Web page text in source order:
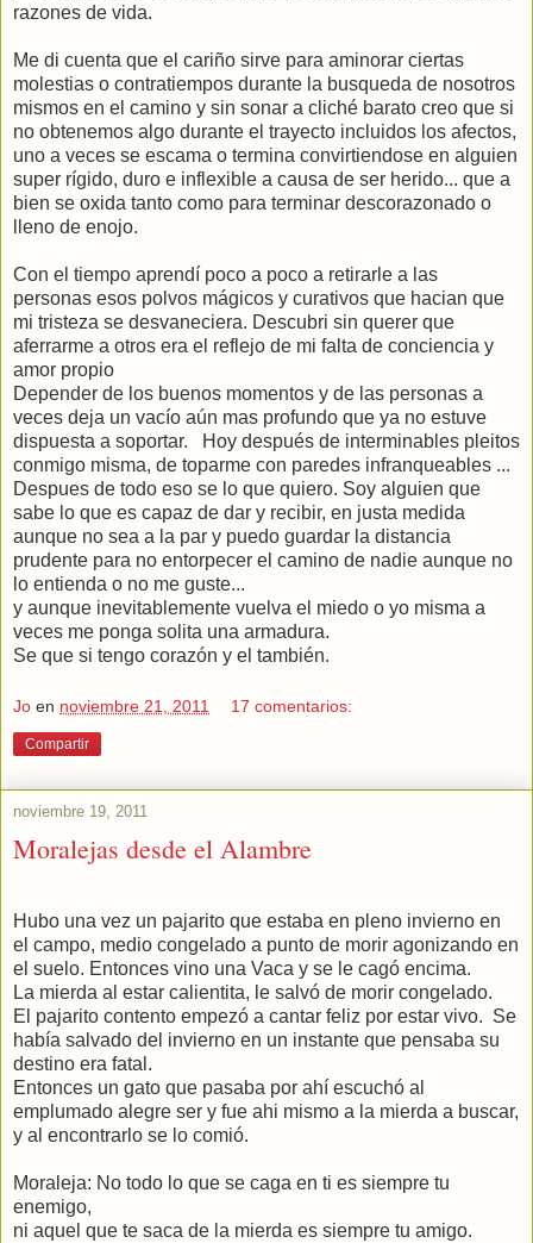
razones de vida.
Me di cuenta que el cariño sirve para aminorar ciertas
molestias o contratiempos durante la busqueda de nosotros
mismos en el camino y sin sonar a cliché barato creo que si
no obtenemos algo durante el trayecto incluidos los afectos,
uno a veces se escama o termina convirtiendose en alguien
super rígido, duro e inflexible a causa de ser herido... que a
bien se oxida tanto como para terminar descorazonado o
lleno de enojo.
Con el tiempo aprendí poco a poco a retirarle a las
personas esos polvos mágicos y curativos que hacian que
mi tristeza se desvaneciera. Descubri sin querer que
aferrarme a otros era el reflejo de mi falta de conciencia y
amor propio
Depender de los buenos momentos y de las personas a
veces deja un vacío aún mas profundo que ya no estuve
dispuesta a soportar. Hoy después de interminables pleitos
conmigo misma, de toparme con paredes infranqueables ...
Despues de todo eso se lo que quiero. Soy alguien que
sabe lo que es capaz de dar y recibir, en justa medida
aunque no sea a la par y puedo guardar la distancia
prudente para no entorpecer el camino de nadie aunque no
lo entienda o no me guste...
y aunque inevitablemente vuelva el miedo o yo misma a
veces me ponga solita una armadura.
Se que si tengo corazón y el también.
Jo en noviembre 21, 2011 17 comentarios:
Compartir
noviembre 19, 2011
Moralejas desde el Alambre
Hubo una vez un pajarito que estaba en pleno invierno en
el campo, medio congelado a punto de morir agonizando en
el suelo. Entonces vino una Vaca y se le cagó encima.
La mierda al estar calientita, le salvó de morir congelado.
El pajarito contento empezó a cantar feliz por estar vivo. Se
había salvado del invierno en un instante que pensaba su
destino era fatal.
Entonces un gato que pasaba por ahí escuchó al
emplumado alegre ser y fue ahi mismo a la mierda a buscar,
y al encontrarlo se lo comió.
Moraleja: No todo lo que se caga en ti es siempre tu
enemigo,
ni aquel que te saca de la mierda es siempre tu amigo.